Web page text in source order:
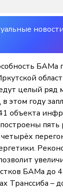
БАМа
целый ряд
этом году
объекта
пять
БАМа до
Транссиба –